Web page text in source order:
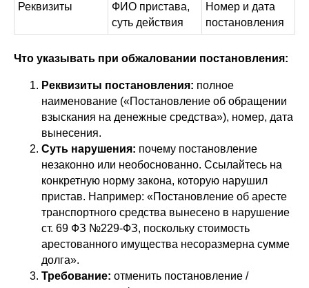
Реквизиты
ФИО пристава,
суть действия
Номер и дата
постановления
Что указывать при обжаловании постановления:
Реквизиты постановления: полное
наименование («Постановление об обращении
взыскания на денежные средства»), номер, дата
вынесения.
Суть нарушения: почему постановление
незаконно или необоснованно. Ссылайтесь на
конкретную норму закона, которую нарушил
пристав. Например: «Постановление об аресте
транспортного средства вынесено в нарушение
ст. 69 ФЗ №229-ФЗ, поскольку стоимость
арестованного имущества несоразмерна сумме
долга».
Требование: отменить постановление /